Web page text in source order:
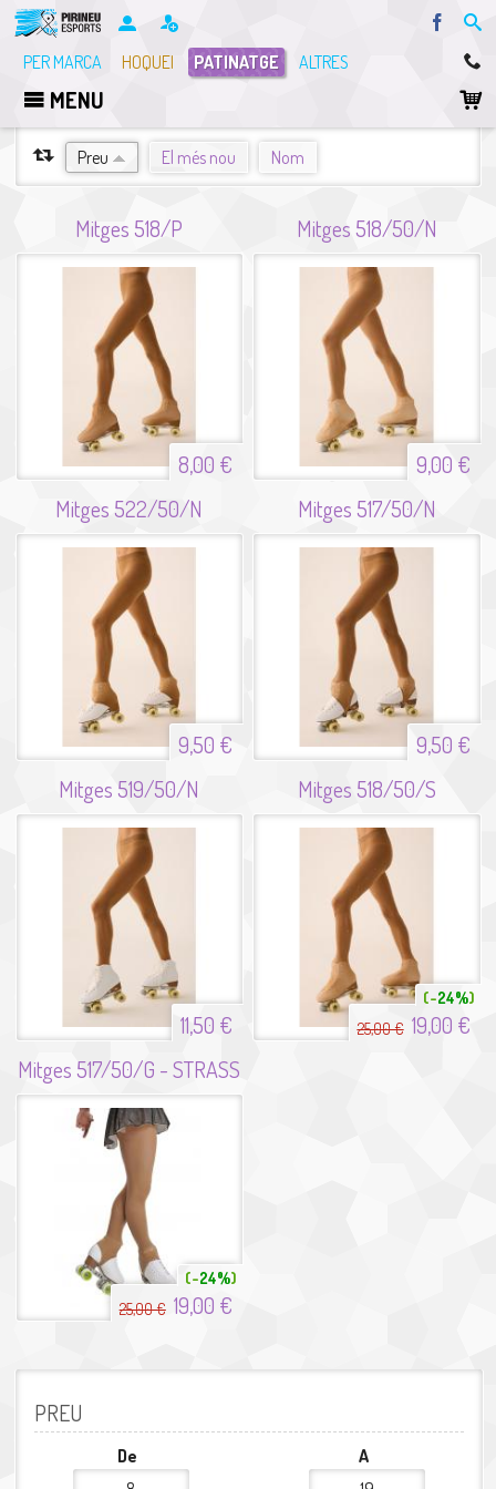
PER MARCA
HOQUEI PATINATGE ALTRES
MENU
ORDENA PER
Preu El més nou Nom
Mitges 518/P
8,00 €
Mitges 518/50/N
9,00 €
Mitges 522/50/N
9,50 €
Mitges 517/50/N
9,50 €
Mitges 519/50/N
11,50 €
Mitges 518/50/S
25,00 € 19,00 €
24%
Mitges 517/50/G - STRASS
25,00 € 19,00 €
24%
PREU
De A